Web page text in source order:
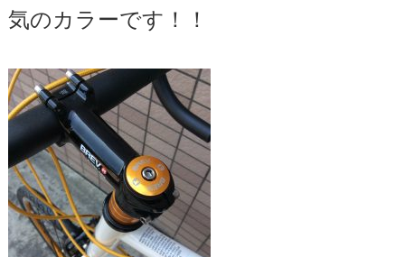
気のカラーです！！